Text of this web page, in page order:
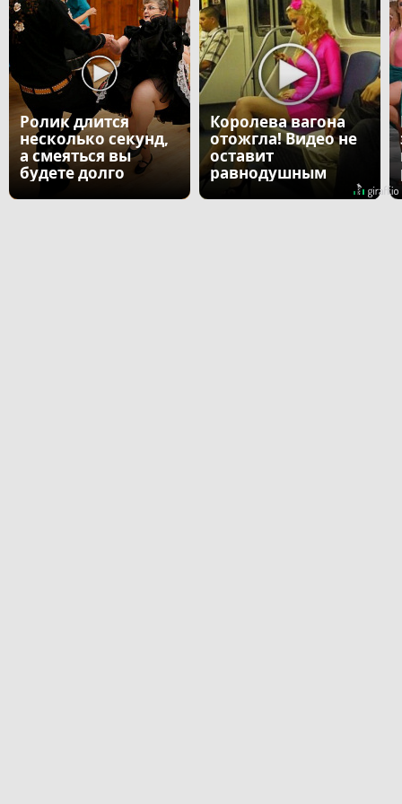
Ролик длится
несколько секунд,
а смеяться вы
будете долго
Королева вагона
отожгла! Видео не
оставит
равнодушным